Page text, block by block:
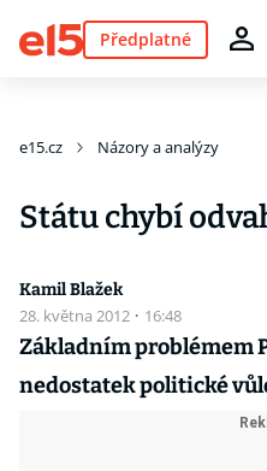
Předplatné
e15.cz Názory a analýzy
Státu chybí
Kamil Blažek
28. května 2012 · 16:48
Základním problémem
nedostatek politické